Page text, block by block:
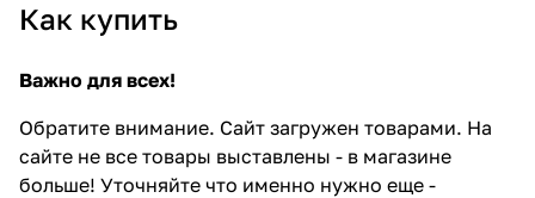
Как купить
Важно для всех!
Обратите внимание. Сайт загружен товарами. На
сайте не все товары выставлены - в магазине
больше! Уточняйте что именно нужно еще -